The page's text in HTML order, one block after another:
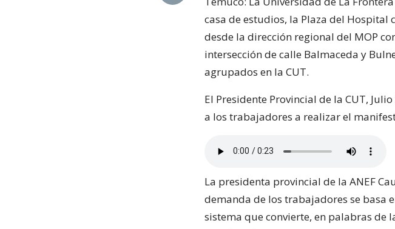
casa de estudios, la Plaza del
desde la dirección regional del MOP
intersección de calle Balmaceda y
agrupados en la CUT.
El Presidente Provincial de la CUT,
a los trabajadores a realizar el
La presidenta provincial de la ANEF
demanda de los trabajadores se basa
sistema que convierte, en palabras de